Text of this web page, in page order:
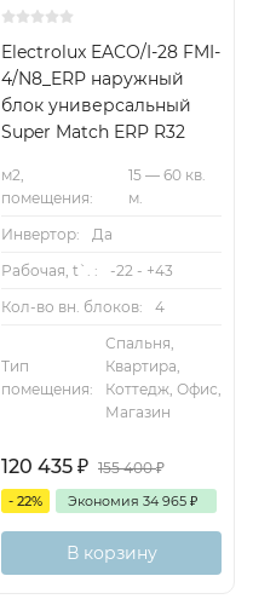
Electrolux EACO/I-28 FMI-
4/N8_ERP наружный
блок универсальный
Super Match ERP R32
м2,
помещения:
15 — 60 кв.
м.
Инвертор:
Да
Рабочая, t`. :
-22 - +43
Кол-во вн. блоков:
4
Тип
помещения:
Спальня,
Квартира,
Коттедж, Офис,
Магазин
120 435 ₽ 155 400₽
- 22% Экономия 34 965 ₽
В корзину